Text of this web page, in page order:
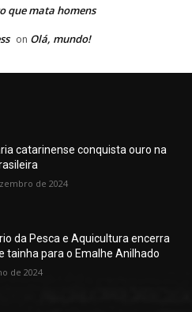
que mata homens
on Olá, mundo!
catarinense conquista ouro na
de 2024
da Pesca e Aquicultura encerra
tainha para o Emalhe Anilhado
de 2024